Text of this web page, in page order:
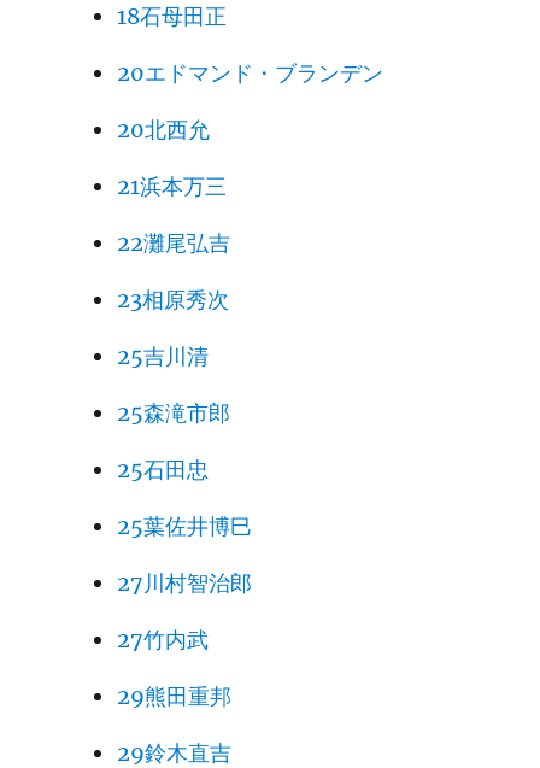
18石母田正
20エドマンド・ブランデン
20北西允
21浜本万三
22灘尾弘吉
23相原秀次
25吉川清
25森滝市郎
25石田忠
25葉佐井博巳
27川村智治郎
27竹内武
29熊田重邦
29鈴木直吉